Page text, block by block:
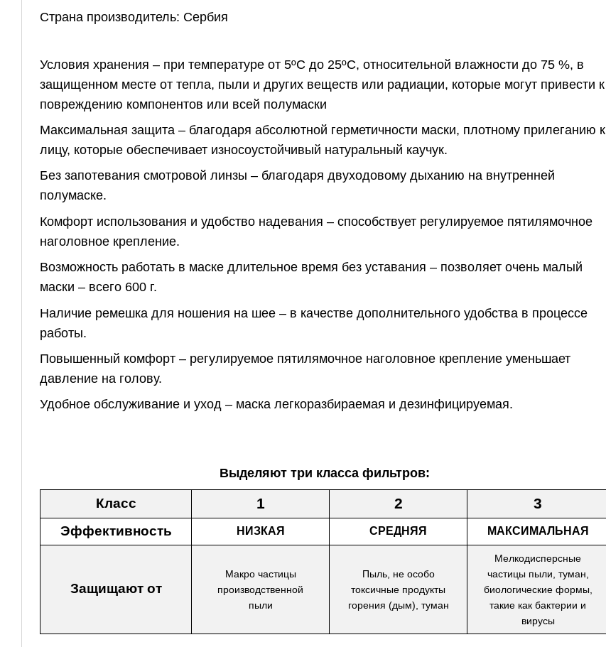
Страна производитель: Сербия
Условия хранения – при температуре от 5ºС до 25ºС, относительной влажности до 75 %, в
защищенном месте от тепла, пыли и других веществ или радиации, которые могут привести к
повреждению компонентов или всей полумаски
Максимальная защита – благодаря абсолютной герметичности маски, плотному прилеганию к
лицу, которые обеспечивает износоустойчивый натуральный каучук.
Без запотевания смотровой линзы – благодаря двуходовому дыханию на внутренней
полумаске.
Комфорт использования и удобство надевания – способствует регулируемое пятилямочное
наголовное крепление.
Возможность работать в маске длительное время без уставания – позволяет очень малый
маски – всего 600 г.
Наличие ремешка для ношения на шее – в качестве дополнительного удобства в процессе
работы.
Повышенный комфорт – регулируемое пятилямочное наголовное крепление уменьшает
давление на голову.
Удобное обслуживание и уход – маска легкоразбираемая и дезинфицируемая.
Выделяют три класса фильтров:
Класс 1 2 3
Эффективность НИЗКАЯ СРЕДНЯЯ МАКСИМАЛЬНАЯ
Защищают от
Макро частицы
производственной
пыли
Пыль, не особо
токсичные продукты
горения (дым), туман
Мелкодисперсные
частицы пыли, туман,
биологические формы,
такие как бактерии и
вирусы